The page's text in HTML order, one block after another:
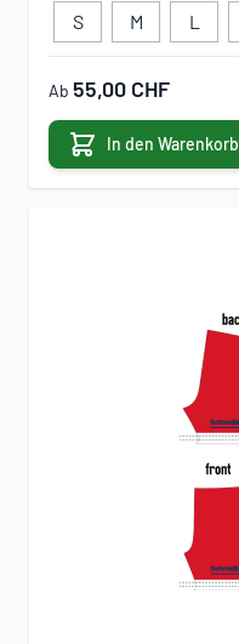
S M L
Ab 55,00 CHF
In den Warenkorb